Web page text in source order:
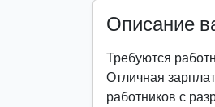
Описание
Требуются
Отличная
работников с